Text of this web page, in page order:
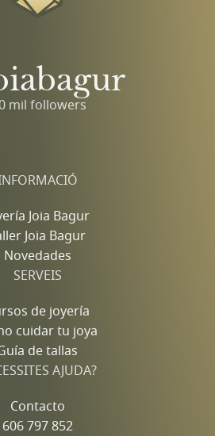
mil followers
Joia Bagur
Joia Bagur
Novedades
SERVEIS
de joyería
cuidar tu joya
de tallas
AJUDA?
Contacto
606 797 852